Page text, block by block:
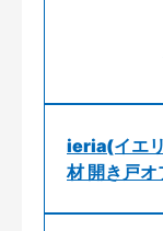
ieria(イエ
材 開き戸